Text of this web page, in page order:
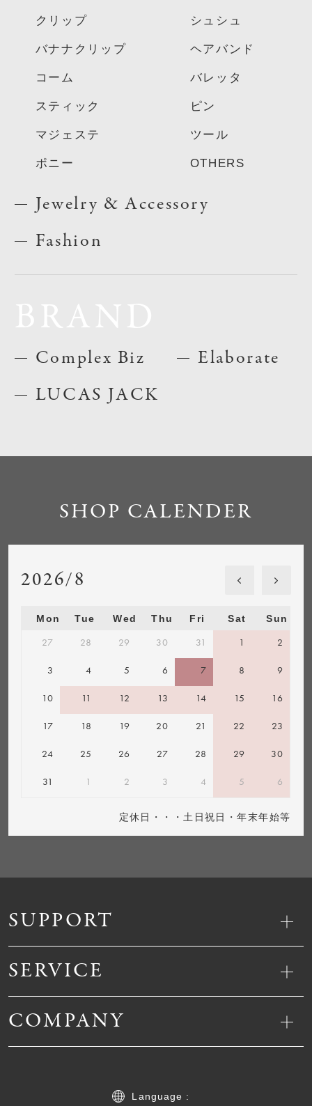
クリップ
バナナクリップ
コーム
スティック
マジェステ
ポニー
シュシュ
ヘアバンド
バレッタ
ピン
ツール
OTHERS
Jewelry & Accessory
Fashion
Complex Biz
LUCAS JACK
Elaborate
SUPPORT
SERVICE
COMPANY
Language :
SHOP CALENDER
2026/8
Mon Tue Wed Thu Fri Sat Sun
27 28 29 30 31 1 2
3 4 5 6 7 8 9
10 11 12 13 14 15 16
17 18 19 20 21 22 23
24 25 26 27 28 29 30
31 1 2 3 4 5 6
定休日・・・土日祝日・年末年始等